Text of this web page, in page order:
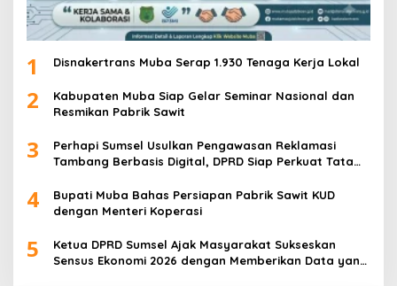
1 Disnakertrans Muba Serap 1.930 Tenaga Kerja Lokal
2
Kabupaten Muba Siap Gelar Seminar Nasional dan
Resmikan Pabrik Sawit
3
Perhapi Sumsel Usulkan Pengawasan Reklamasi
Tambang Berbasis Digital, DPRD Siap Perkuat Tata
4
Bupati Muba Bahas Persiapan Pabrik Sawit KUD
dengan Menteri Koperasi
5
Ketua DPRD Sumsel Ajak Masyarakat Sukseskan
Sensus Ekonomi 2026 dengan Memberikan Data yang